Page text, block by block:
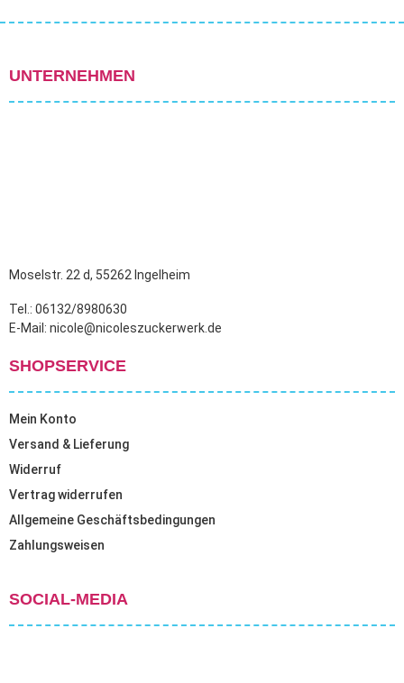
UNTERNEHMEN
Moselstr. 22 d, 55262 Ingelheim
Tel.: 06132/8980630
E-Mail: nicole@nicoleszuckerwerk.de
SHOPSERVICE
Mein Konto
Versand & Lieferung
Widerruf
Vertrag widerrufen
Allgemeine Geschäftsbedingungen
Zahlungsweisen
SOCIAL-MEDIA